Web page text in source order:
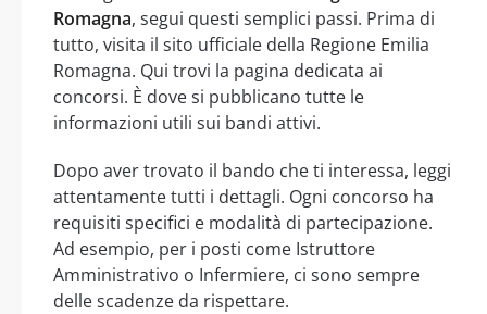
Romagna, segui questi semplici passi. Prima di
tutto, visita il sito ufficiale della Regione Emilia
Romagna. Qui trovi la pagina dedicata ai
concorsi. È dove si pubblicano tutte le
informazioni utili sui bandi attivi.
Dopo aver trovato il bando che ti interessa, leggi
attentamente tutti i dettagli. Ogni concorso ha
requisiti specifici e modalità di partecipazione.
Ad esempio, per i posti come Istruttore
Amministrativo o Infermiere, ci sono sempre
delle scadenze da rispettare.